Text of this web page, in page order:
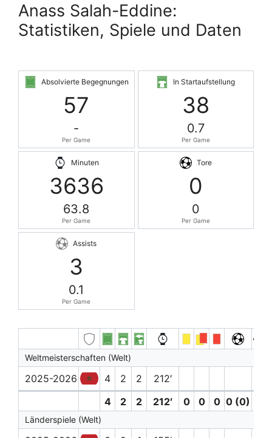
Anass Salah-Eddine:
Statistiken, Spiele und Daten
Absolvierte Begegnungen
57
-
Per Game
In Startaufstellung
38
0.7
Per Game
Minuten
3636
63.8
Per Game
Tore
0
0
Per Game
Assists
3
0.1
Per Game
Weltmeisterschaften (Welt)
2025-2026 4 2 2
212′
4
2 2 212′ 0 0 0 0 (0)
Länderspiele (Welt)